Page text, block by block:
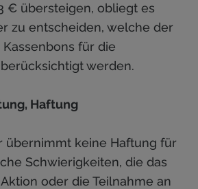
€ übersteigen, obliegt es
zu entscheiden, welche der
für die
werden.
Haftung
übernimmt keine Haftung für
Schwierigkeiten, die das
oder die Teilnahme an